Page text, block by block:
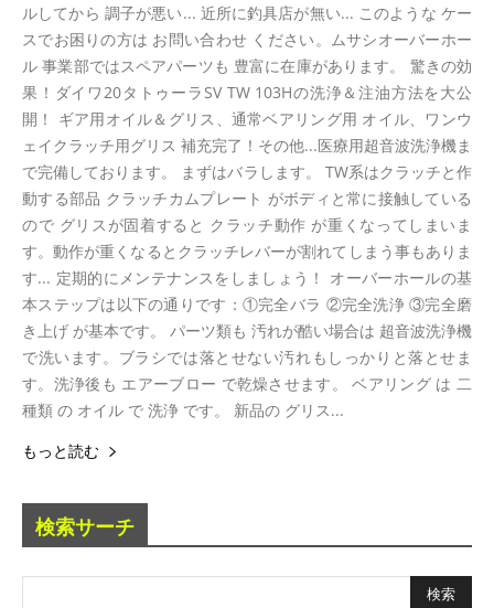
ルしてから 調子が悪い... 近所に釣具店が無い... このような ケー
スでお困りの方は お問い合わせ ください。ムサシオーバーホー
ル 事業部ではスペアパーツも 豊富に在庫があります。 驚きの効
果！ダイワ20タトゥーラSV TW 103Hの洗浄＆注油方法を大公
開！ ギア用オイル＆グリス、通常ベアリング用 オイル、ワンウ
ェイクラッチ用グリス 補充完了！その他...医療用超音波洗浄機ま
で完備しております。 まずはバラします。 TW系はクラッチと作
動する部品 クラッチカムプレート がボディと常に接触している
ので グリスが固着すると クラッチ動作 が重くなってしまいま
す。動作が重くなるとクラッチレバーが割れてしまう事もありま
す... 定期的にメンテナンスをしましょう！ オーバーホールの基
本ステップは以下の通りです：①完全バラ ②完全洗浄 ③完全磨
き上げ が基本です。 パーツ類も 汚れが酷い場合は 超音波洗浄機
で洗います。ブラシでは落とせない汚れもしっかりと落とせま
す。洗浄後も エアーブロー で乾燥させます。 ベアリング は 二
種類 の オイル で 洗浄 です。 新品の グリス...
もっと読む
検索サーチ